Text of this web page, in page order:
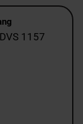
1157